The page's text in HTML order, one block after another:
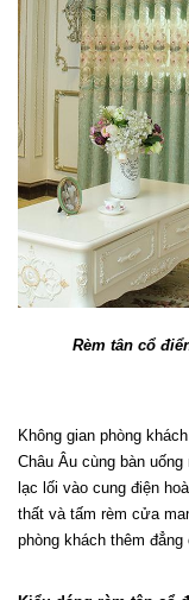
Rèm tân cổ
Không gian phòng
Châu Âu cùng bàn
lạc lối vào cung điện
thất và tấm rèm cửa
phòng khách thêm